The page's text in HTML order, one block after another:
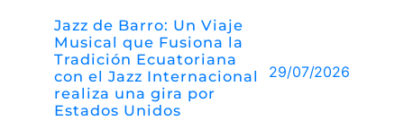
Jazz de Barro: Un Viaje
Musical que Fusiona la
Tradición Ecuatoriana
con el Jazz Internacional
realiza una gira por
Estados Unidos
29/07/2026